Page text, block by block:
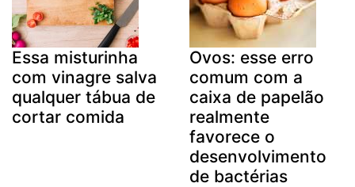
Essa misturinha
com vinagre salva
qualquer tábua de
cortar comida
Ovos: esse erro
comum com a
caixa de papelão
realmente
favorece o
desenvolvimento
de bactérias